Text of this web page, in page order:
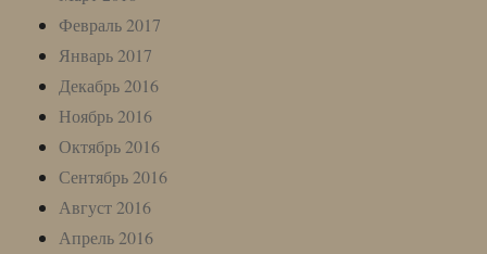
Февраль 2017
Январь 2017
Декабрь 2016
Ноябрь 2016
Октябрь 2016
Сентябрь 2016
Август 2016
Апрель 2016